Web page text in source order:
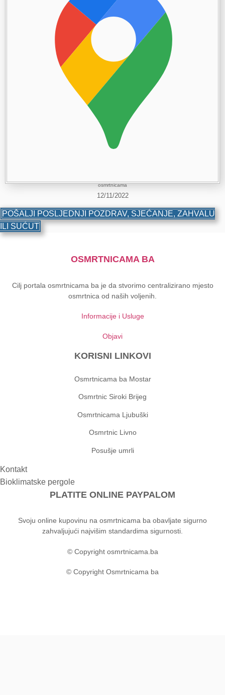
osmrtnicama
12/11/2022
POŠALJI POSLJEDNJI POZDRAV, SJEĆANJE, ZAHVALU
ILI SUĆUT
OSMRTNICAMA BA
Cilj portala osmrtnicama ba je da stvorimo centralizirano mjesto
osmrtnica od naših voljenih.
Informacije i Usluge
Objavi
KORISNI LINKOVI
Osmrtnicama ba Mostar
Osmrtnic Siroki Brijeg
Osmrtnicama Ljubuški
Osmrtnic Livno
Posušje umrli
Kontakt
Bioklimatske pergole
PLATITE ONLINE PAYPALOM
Svoju online kupovinu na osmrtnicama ba obavljate sigurno
zahvaljujući najvišim standardima sigurnosti.
© Copyright osmrtnicama.ba
© Copyright Osmrtnicama ba